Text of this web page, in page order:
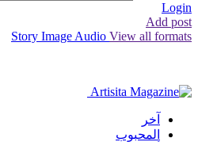
Login
Add post
Story Image Audio View all formats
آخر
المحبوب